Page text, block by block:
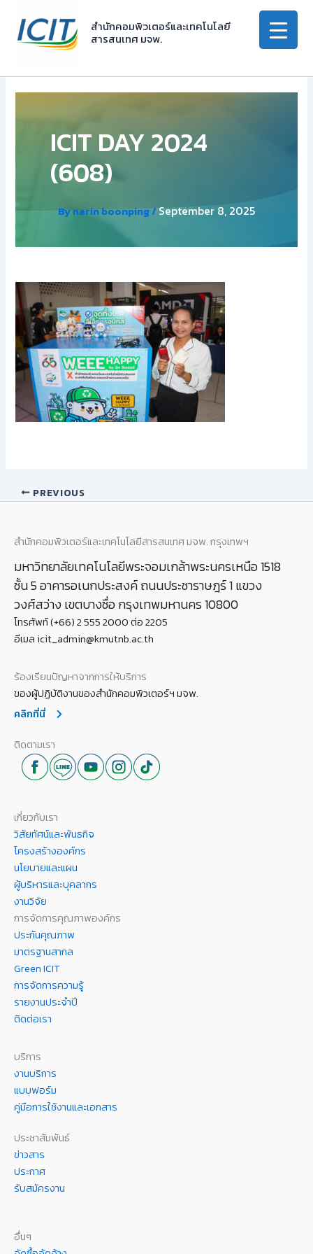
content
สำนักคอมพิวเตอร์และเทคโนโลยี
สารสนเทศ มจพ.
ICIT DAY 2024
(608)
Bynarin boonping/September 8, 2025
PREVIOUS
สำนักคอมพิวเตอร์และเทคโนโลยีสารสนเทศ มจพ. กรุงเทพฯ
มหาวิทยาลัยเทคโนโลยีพระจอมเกล้าพระนครเหนือ 1518
ชั้น 5 อาคารอเนกประสงค์ ถนนประชาราษฎร์ 1 แขวง
วงศ์สว่าง เขตบางซื่อ กรุงเทพมหานคร 10800
โทรศัพท์ (+66) 2 555 2000 ต่อ 2205
อีเมล icit_admin@kmutnb.ac.th
ร้องเรียนปัญหาจากการให้บริการ
ของผู้ปฏิบัติงานของสำนักคอมพิวเตอร์ฯ มจพ.
คลิกที่นี่
ติดตามเรา
เกี่ยวกับเรา
วิสัยทัศน์และพันธกิจ
โครงสร้างองค์กร
นโยบายและแผน
ผู้บริหารและบุคลากร
งานวิจัย
การจัดการคุณภาพองค์กร
ประกันคุณภาพ
มาตรฐานสากล
Green ICIT
การจัดการความรู้
รายงานประจำปี
ติดต่อเรา
บริการ
งานบริการ
แบบฟอร์ม
คู่มือการใช้งานและเอกสาร
ประชาสัมพันธ์
ข่าวสาร
ประกาศ
รับสมัครงาน
อื่นๆ